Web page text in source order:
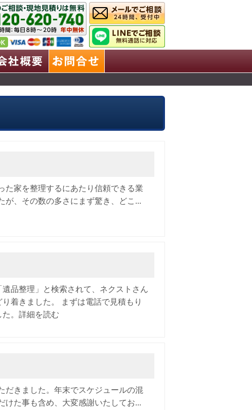
事業理念 会社概要
た家を整理するにあたり信頼できる業
が、その数の多さにまず驚き、どこ...
品整理」と検索されて、ネクストさん
着きました。 まずは電話で見積もり
。 詳細を読む
だきました。年末でスケジュールの混
けた事も含め、大変感謝いたしてお...